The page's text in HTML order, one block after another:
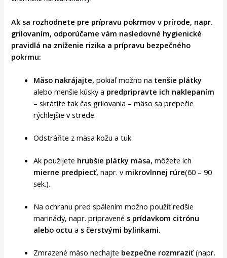
Ak sa rozhodnete pre prípravu pokrmov v prírode, napr.
grilovaním, odporúčame vám nasledovné hygienické
pravidlá na zníženie rizika a prípravu bezpečného
pokrmu:
Mäso nakrájajte, pokiaľ možno na tenšie plátky
alebo menšie kúsky a predpripravte ich naklepaním
– skrátite tak čas grilovania – mäso sa prepečie
rýchlejšie v strede.
Odstráňte z mäsa kožu a tuk.
Ak použijete hrubšie plátky mäsa, môžete ich
mierne predpiecť, napr. v mikrovlnnej rúre(60 – 90
sek.).
Na ochranu pred spálením možno použiť redšie
marinády, napr. pripravené s prídavkom citrónu
alebo octu a s čerstvými bylinkami.
Zmrazené mäso nechajte bezpečne rozmraziť(napr.